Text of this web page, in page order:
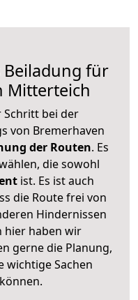
für
Mitterteich
bei der
von Bremerhaven
der Routen. Es
die sowohl
ist. Es ist auch
die Route frei von
Hindernissen
hier haben wir
gerne die Planung,
wichtige Sachen